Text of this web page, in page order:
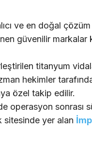
ve en doğal
güvenilir markalar
titanyum
hekimler
özel takip edilir.
operasyon sonrası
sitesinde yer alan